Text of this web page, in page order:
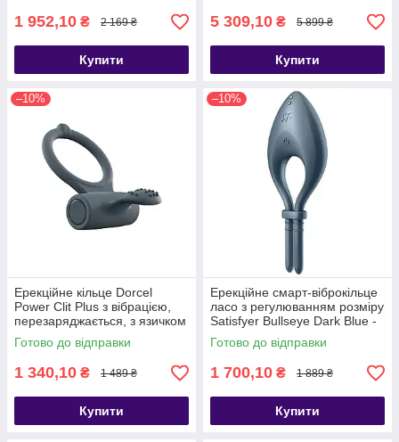
1 952,10 ₴ 2 169 ₴
Купити
5 309,10 ₴ 5 899 ₴
Купити
–10%
Ерекційне кільце Dorcel
Power Clit Plus з вібрацією,
перезаряджається, з язичком
та щіточкою, Черный -
SO1417
Готово до відправки
1 340,10 ₴ 1 489 ₴
Купити
–10%
Ерекційне смарт-віброкільце
ласо з регулюванням розміру
Satisfyer Bullseye Dark Blue -
SO6121
Готово до відправки
1 700,10 ₴ 1 889 ₴
Купити